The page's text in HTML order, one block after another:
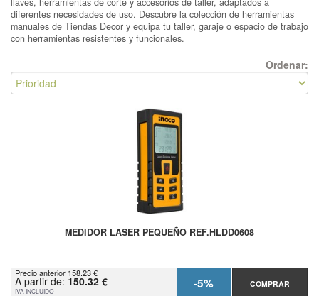
diferentes necesidades de uso. Descubre la colección de herramientas
manuales de Tiendas Decor y equipa tu taller, garaje o espacio de trabajo
con herramientas resistentes y funcionales.
Ordenar:
MEDIDOR LASER PEQUEÑO REF.HLDD0608
Precio anterior 158.23 €
A partir de: 150.32 €
IVA INCLUIDO -5% COMPRAR